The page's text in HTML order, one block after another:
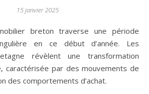
15 janvier 2025
en ce début d’année. Les
révèlent une transformation
caractérisée par des mouvements de
des comportements d’achat.